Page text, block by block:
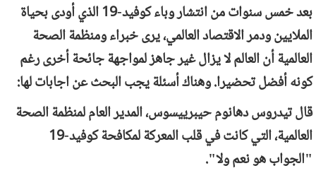
بعد خمس سنوات من انتشار وباء كوفيد-19 الذي أودى بحياة
الملايين ودمر الاقتصاد العالمي، يرى خبراء ومنظمة الصحة
العالمية أن العالم لا يزال غير جاهز لمواجهة جائحة أخرى رغم
كونه أفضل تحضيرا. وهناك أسئلة يجب البحث عن اجابات لها:
قال تيدروس دهانوم حيبرييسوس، المدير العام لمنظمة الصحة
العالمية، التي كانت في قلب المعركة لمكافحة كوفيد-19
"الجواب هو نعم ولا".